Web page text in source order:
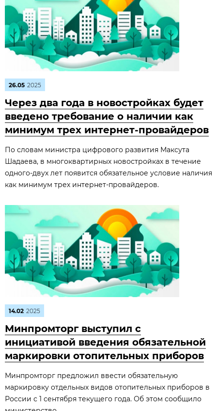
26.05 2025
Через два года в новостройках будет
введено требование о наличии как
минимум трех интернет-провайдеров
По словам министра цифрового развития Максута
Шадаева, в многоквартирных новостройках в течение
одного-двух лет появится обязательное условие наличия
как минимум трех интернет-провайдеров.
14.02 2025
Минпромторг выступил с
инициативой введения обязательной
маркировки отопительных приборов
Минпромторг предложил ввести обязательную
маркировку отдельных видов отопительных приборов в
России с 1 сентября текущего года. Об этом сообщило